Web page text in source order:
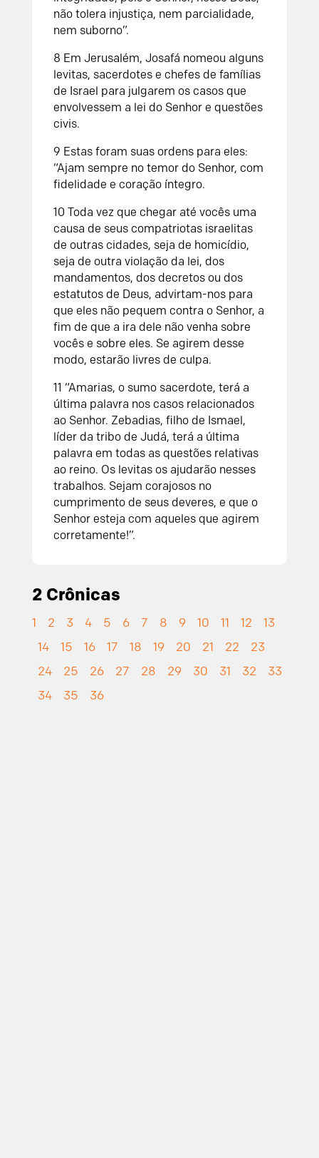
não tolera injustiça, nem parcialidade,
nem suborno”.
8 Em Jerusalém, Josafá nomeou alguns
levitas, sacerdotes e chefes de famílias
de Israel para julgarem os casos que
envolvessem a lei do Senhor e questões
civis.
9 Estas foram suas ordens para eles:
“Ajam sempre no temor do Senhor, com
fidelidade e coração íntegro.
10 Toda vez que chegar até vocês uma
causa de seus compatriotas israelitas
de outras cidades, seja de homicídio,
seja de outra violação da lei, dos
mandamentos, dos decretos ou dos
estatutos de Deus, advirtam-nos para
que eles não pequem contra o Senhor, a
fim de que a ira dele não venha sobre
vocês e sobre eles. Se agirem desse
modo, estarão livres de culpa.
11 “Amarias, o sumo sacerdote, terá a
última palavra nos casos relacionados
ao Senhor. Zebadias, filho de Ismael,
líder da tribo de Judá, terá a última
palavra em todas as questões relativas
ao reino. Os levitas os ajudarão nesses
trabalhos. Sejam corajosos no
cumprimento de seus deveres, e que o
Senhor esteja com aqueles que agirem
corretamente!”.
2 Crônicas
1 2 3 4 5 6 7 8 9 10 11 12
13
14
15 16 17 18 19 20 21 22
23
24
25 26 27 28 29 30 31 32
33
34
35 36